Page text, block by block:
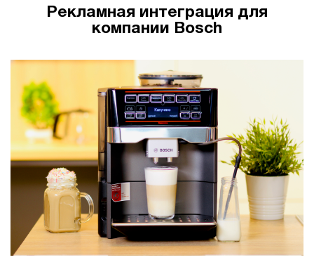
Рекламная интеграция для
компании Bosch